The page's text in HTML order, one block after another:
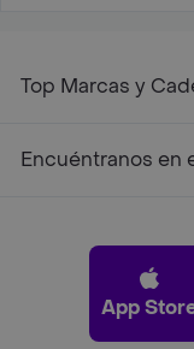
Top Marcas y
Encuéntranos en
App